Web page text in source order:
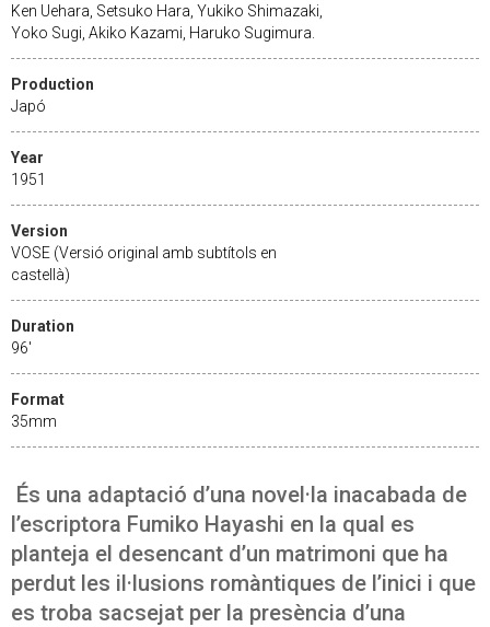
Ken Uehara, Setsuko Hara, Yukiko Shimazaki,
Yoko Sugi, Akiko Kazami, Haruko Sugimura.
Production
Japó
Year
1951
Version
VOSE (Versió original amb subtítols en
castellà)
Duration
96'
Format
35mm
És una adaptació d’una novel·la inacabada de
l’escriptora Fumiko Hayashi en la qual es
planteja el desencant d’un matrimoni que ha
perdut les il·lusions romàntiques de l’inici i que
es troba sacsejat per la presència d’una